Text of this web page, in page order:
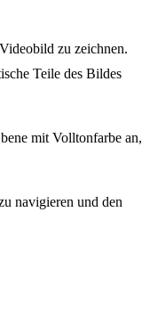
zu zeichnen.
Teile des Bildes
mit Volltonfarbe an,
navigieren und den